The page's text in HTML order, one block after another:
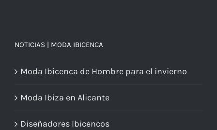
NOTICIAS | MODA IBICENCA
Moda Ibicenca de Hombre para el invierno
Moda Ibiza en Alicante
Diseñadores Ibicencos